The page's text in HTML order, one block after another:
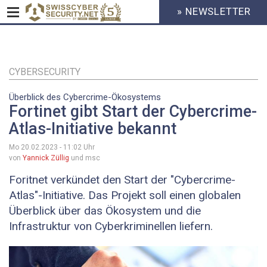
Inhalt
HEADER
MENU
» NEWSLETTER
CYBERSECURITY
Überblick des Cybercrime-Ökosystems
Fortinet gibt Start der Cybercrime-
Atlas-Initiative bekannt
Mo 20.02.2023 - 11:02 Uhr
von Yannick Züllig und msc
Foritnet verkündet den Start der "Cybercrime-
Atlas"-Initiative. Das Projekt soll einen globalen
Überblick über das Ökosystem und die
Infrastruktur von Cyberkriminellen liefern.